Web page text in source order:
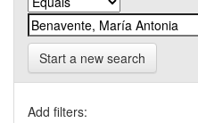
Start a new search
Add filters: